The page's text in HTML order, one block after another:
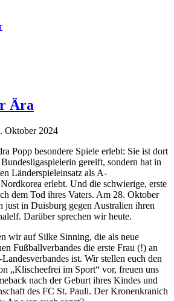
Ära
Oktober 2024
Popp besondere Spiele erlebt: Sie ist dort
gereift, sondern hat in
Länderspieleinsatz als A-
erlebt. Und die schwierige, erste
dem Tod ihres Vaters. Am 28. Oktober
just in Duisburg gegen Australien ihren
Darüber sprechen wir heute.
wir auf Silke Sinning, die als neue
Fußballverbandes die erste Frau (!) an
ist. Wir stellen euch den
„Klischeefrei im Sport“ vor, freuen uns
nach der Geburt ihres Kindes und
des FC St. Pauli. Der Kronenkranich